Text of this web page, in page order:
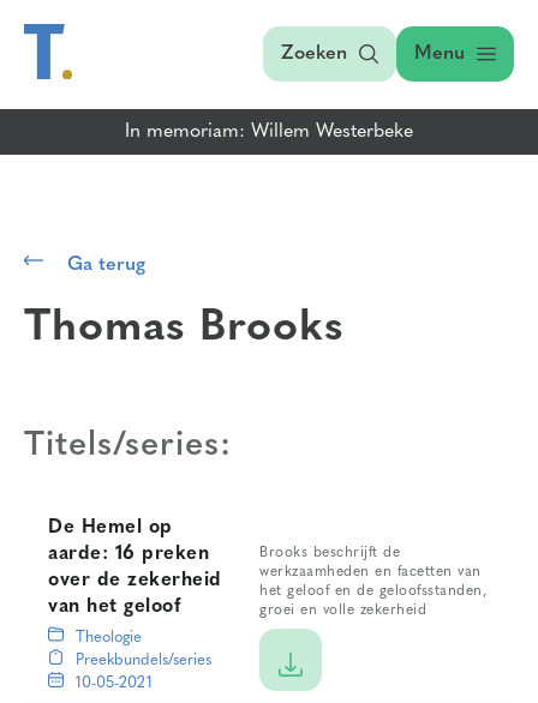
Zoeken Menu
In memoriam: Willem Westerbeke
Ga terug
Thomas Brooks
Titels/series:
De Hemel op
aarde: 16 preken
over de zekerheid
van het geloof
Brooks beschrijft de
werkzaamheden en facetten van
het geloof en de geloofsstanden,
groei en volle zekerheid
Theologie
Preekbundels/series
10-05-2021